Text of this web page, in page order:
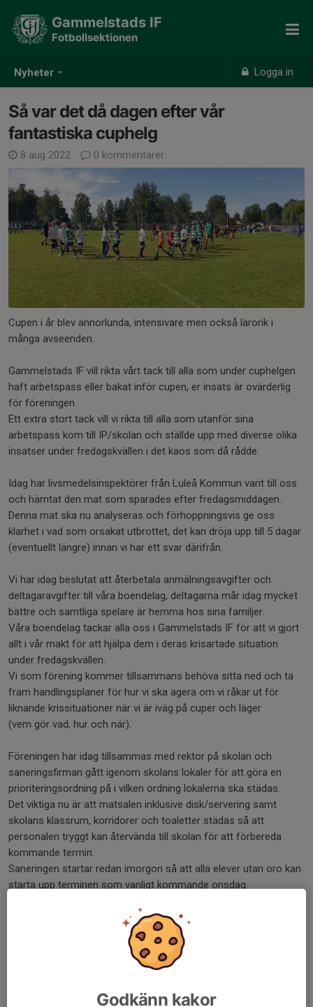
Nyheter Logga in
Gammelstads IF
Fotbollsektionen
Så var det då dagen efter vår
fantastiska cuphelg
8 aug 2022 0 kommentarer
Cupen i år blev annorlunda, intensivare men också lärorik i
många avseenden.
Gammelstads IF vill rikta vårt tack till alla som under cuphelgen
haft arbetspass eller bakat inför cupen, er insats är ovärderlig
för föreningen.
Ett extra stort tack vill vi rikta till alla som utanför sina
arbetspass kom till IP/skolan och ställde upp med diverse olika
insatser under fredagskvällen i det kaos som då rådde.
Idag har livsmedelsinspektörer från Luleå Kommun varit till oss
och hämtat den mat som sparades efter fredagsmiddagen.
Denna mat ska nu analyseras och förhoppningsvis ge oss
klarhet i vad som orsakat utbrottet, det kan dröja upp till 5 dagar
(eventuellt längre) innan vi har ett svar därifrån.
Vi har idag beslutat att återbetala anmälningsavgifter och
deltagaravgifter till våra boendelag, deltagarna mår idag mycket
bättre och samtliga spelare är hemma hos sina familjer.
Våra boendelag tackar alla oss i Gammelstads IF för att vi gjort
allt i vår makt för att hjälpa dem i deras krisartade situation
under fredagskvällen.
Vi som förening kommer tillsammans behöva sitta ned och ta
fram handlingsplaner för hur vi ska agera om vi råkar ut för
liknande krissituationer när vi är iväg på cuper och läger
(vem gör vad, hur och när).
Föreningen har idag tillsammas med rektor på skolan och
saneringsfirman gått igenom skolans lokaler för att göra en
prioriteringsordning på i vilken ordning lokalerna ska städas.
Det viktiga nu är att matsalen inklusive disk/servering samt
skolans klassrum, korridorer och toaletter städas så att
personalen tryggt kan återvända till skolan för att förbereda
kommande termin.
Saneringen startar redan imorgon så att alla elever utan oro kan
starta upp terminen som vanligt kommande onsdag.
Nu till tävlingsbiten, cupen blev en succé med fina planer, otroligt
duktiga domare, många besökare, bra med försäljning och sol
var på plats åtminstone två av tre dagar.
saker och det gör oss som förening starkare och vi kommer
Godkänn kakor